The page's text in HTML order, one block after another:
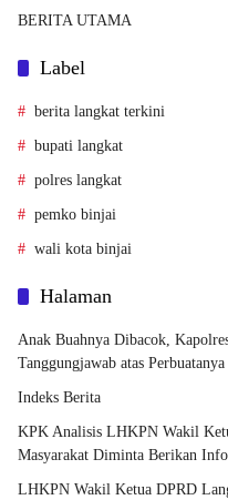
BERITA UTAMA
Label
berita langkat terkini
bupati langkat
polres langkat
pemko binjai
wali kota binjai
Halaman
Anak Buahnya Dibacok,
Tanggungjawab atas Perbuatanya
Indeks Berita
KPK Analisis LHKPN Wakil
Masyarakat Diminta Berikan
LHKPN Wakil Ketua DPRD